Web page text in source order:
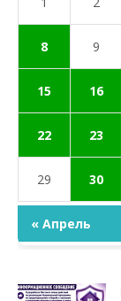
8 9
15 16
22 23
29 30
« Апрель